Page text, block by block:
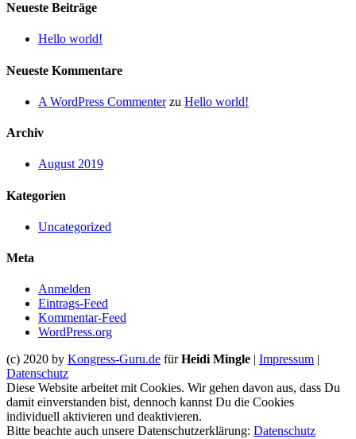
Neueste Beiträge
Hello world!
Neueste Kommentare
A WordPress Commenterzu Hello world!
Archiv
August 2019
Kategorien
Uncategorized
Meta
Anmelden
Eintrags-Feed
Kommentar-Feed
WordPress.org
(c) 2020 by Kongress-Guru.de fürHeidi Mingle Impressum
Datenschutz
Diese Website arbeitet mit Cookies. Wir gehen davon aus, dass Du
damit einverstanden bist, dennoch kannst Du die Cookies
individuell aktivieren und deaktivieren.
Bitte beachte auch unsere Datenschutzerklärung: Datenschutz